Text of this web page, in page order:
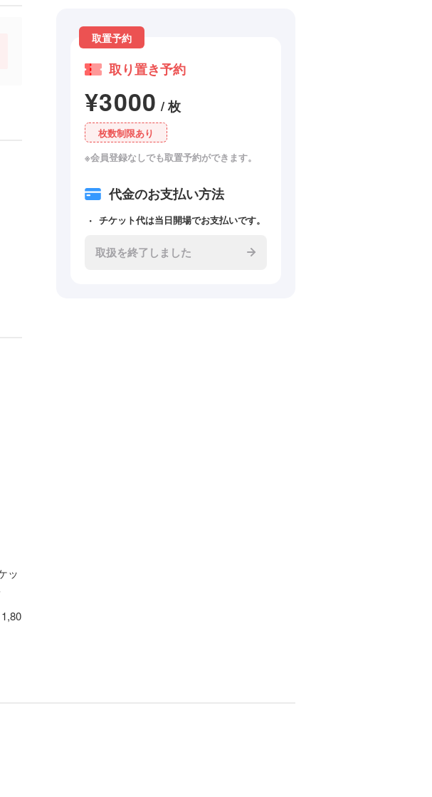
ッ
取置予約
取り置き予約
¥3000 / 枚
枚数制限あり
※会員登録なしでも取置予約ができます。
代金のお支払い方法
チケット代は当日開場でお支払いです。
取扱を終了しました